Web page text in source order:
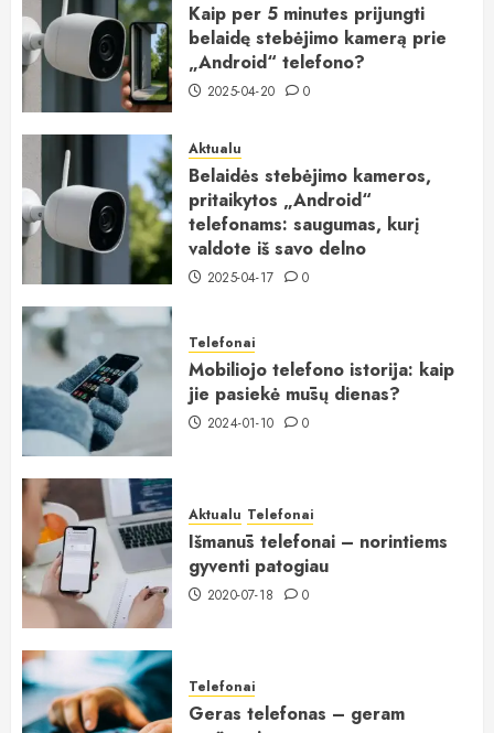
Kaip per 5 minutes prijungti
belaidę stebėjimo kamerą prie
„Android“ telefono?
2025-04-20 0
Aktualu
Belaidės stebėjimo kameros,
pritaikytos „Android“
telefonams: saugumas, kurį
valdote iš savo delno
2025-04-17 0
Telefonai
Mobiliojo telefono istorija: kaip
jie pasiekė mūsų dienas?
2024-01-10 0
Aktualu Telefonai
Išmanūs telefonai – norintiems
gyventi patogiau
2020-07-18 0
Telefonai
Geras telefonas – geram